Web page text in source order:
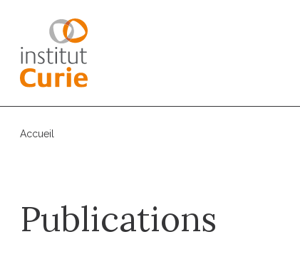
Accueil
Publications